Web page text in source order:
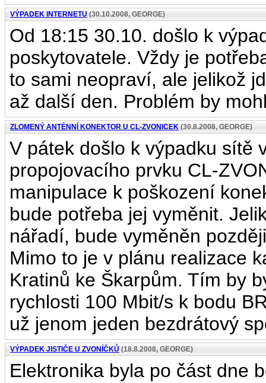
VÝPADEK INTERNETU (30.10.2008, GEORGE)
Od 18:15 30.10. došlo k
poskytovatele. Vždy je
to sami neopraví, ale jelikož
až další den. Problém by
ZLOMENÝ ANTÉNNÍ KONEKTOR U CL-ZVONICEK (30.8.2008, GEORGE)
V pátek došlo k výpadku sítě
propojovacího prvku CL-
manipulace k poškození
bude potřeba jej vyměnit.
nářadí, bude vyměněn
Mimo to je v plánu realizace
Kratinů ke Škarpům. Tím by
rychlosti 100 Mbit/s k bodu
už jenom jeden bezdrátový
VÝPADEK JISTIČE U ZVONÍČKŮ (18.8.2008, GEORGE)
Elektronika byla po část dne